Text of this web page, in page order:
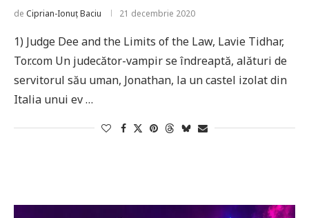
de Ciprian-Ionuț Baciu 21 decembrie 2020
1) Judge Dee and the Limits of the Law, Lavie Tidhar,
Tor.com Un judecător-vampir se îndreaptă, alături de
servitorul său uman, Jonathan, la un castel izolat din
Italia unui ev …